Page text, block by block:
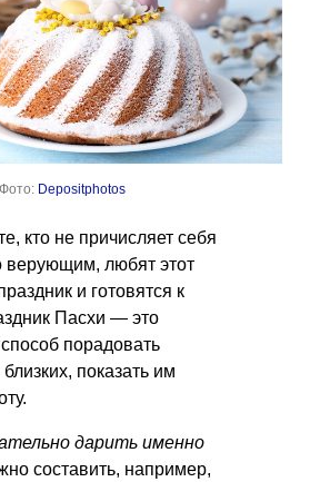
Фото: Depositphotos
кто не причисляет себя
верующим, любят этот
и готовятся к
Пасхи — это
порадовать
показать им
дарить именно
составить, например,